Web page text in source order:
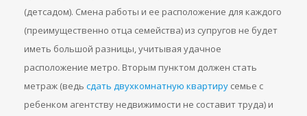
(детсадом). Смена работы и ее расположение для каждого
(преимущественно отца семейства) из супругов не будет
иметь большой разницы, учитывая удачное
расположение метро. Вторым пунктом должен стать
метраж (ведь сдать двухкомнатную квартиру семье с
ребенком агентству недвижимости не составит труда) и